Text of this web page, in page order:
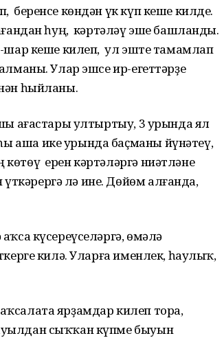
беренсе көндән үк күп кеше килде.
һуң, кәртәләү эше башланды.
шар кеше килеп, ул эште тамамлап
Улар эшсе ир-егеттәрҙе
һыйланы.
ағастары ултыртыу, 3 урында ял
аша ике урында баҫманы йүнәтеү,
ерен кәртәләргә ниәтләне
лә ине. Дөйөм алғанда,
күсереүселәргә, өмәлә
килә. Уларға именлек, һаулыҡ,
ярҙамдар килеп тора,
сыҡҡан күпме быуын